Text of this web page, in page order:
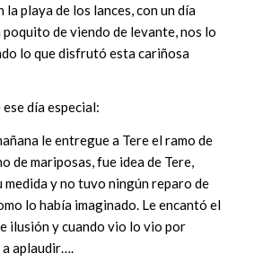
la playa de los lances, con un día
poquito de viendo de levante, nos lo
lo que disfrutó esta cariñosa
día especial:
le entregue a Tere el ramo de
de mariposas, fue idea de Tere,
medida y no tuvo ningún reparo de
lo había imaginado. Le encantó el
ilusión y cuando vio lo vio por
a aplaudir….